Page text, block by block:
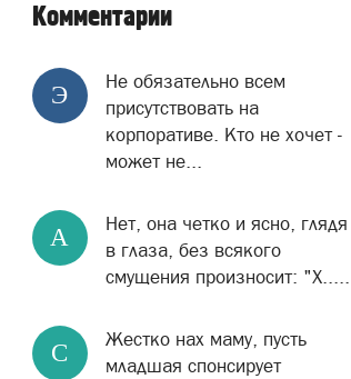
Комментарии
Э
Не обязательно всем
присутствовать на
корпоративе. Кто не хочет -
может не...
А
Нет, она четко и ясно, глядя
в глаза, без всякого
смущения произносит: "Х.....
С
Жестко нах маму, пусть
младшая спонсирует